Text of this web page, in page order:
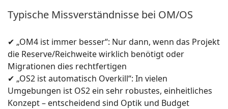
Typische Missverständnisse bei OM/OS
✔ „OM4 ist immer besser“: Nur dann, wenn das Projekt
die Reserve/Reichweite wirklich benötigt oder
Migrationen dies rechtfertigen
✔ „OS2 ist automatisch Overkill“: In vielen
Umgebungen ist OS2 ein sehr robustes, einheitliches
Konzept – entscheidend sind Optik und Budget